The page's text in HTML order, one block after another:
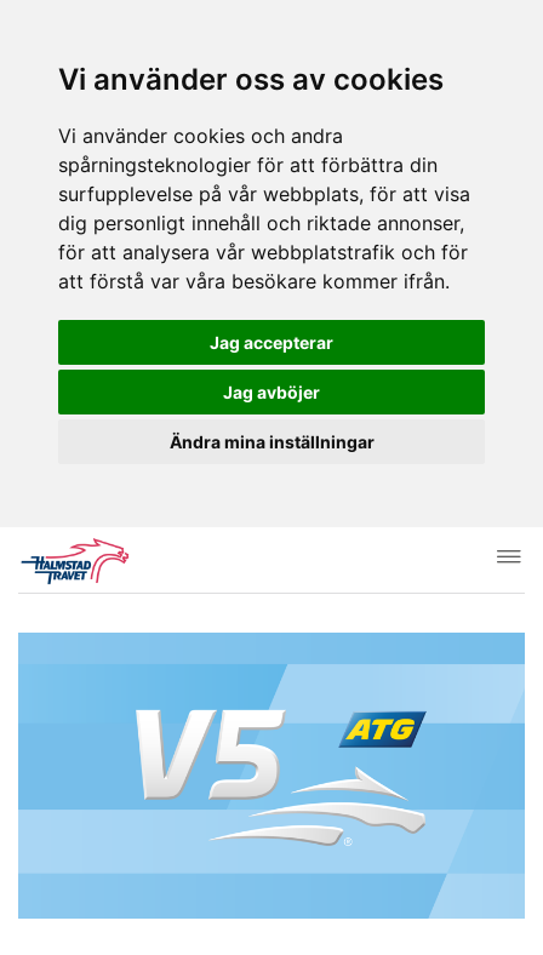
Vi använder oss av cookies
Vi använder cookies och andra
spårningsteknologier för att förbättra din
surfupplevelse på vår webbplats, för att visa
dig personligt innehåll och riktade annonser,
för att analysera vår webbplatstrafik och för
att förstå var våra besökare kommer ifrån.
Jag accepterar
Jag avböjer
Ändra mina inställningar